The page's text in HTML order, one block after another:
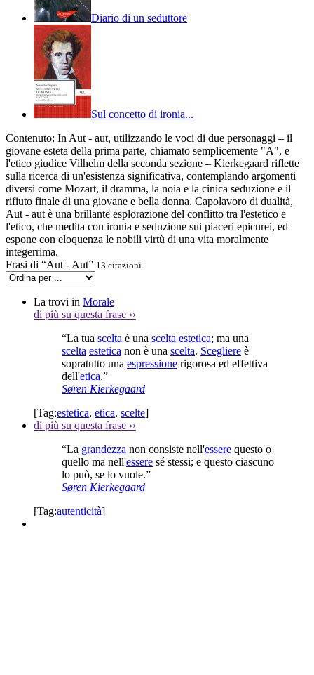
Diario di un seduttore
Sul concetto di ironia...
Contenuto: In Aut - aut, utilizzando le voci di due personaggi – il
giovane esteta della prima parte, chiamato semplicemente "A", e
l'etico giudice Vilhelm della seconda sezione – Kierkegaard riflette
sulla ricerca di un'esistenza significativa, contemplando argomenti
diversi come Mozart, il dramma, la noia e la cinica seduzione e il
rifiuto finale di una giovane e bella donna. Capolavoro di dualità,
Aut - aut è una brillante esplorazione del conflitto tra l'estetico e
l'etico, che medita con ironia e seduzione sui piaceri epicurei, ed
espone con eloquenza le nobili virtù di una vita moralmente
integerrima.
Frasi di “Aut - Aut” 13 citazioni
La trovi in Morale
di più su questa frase ››
“La tua scelta è una scelta estetica; ma una
scelta estetica non è una scelta. Scegliere è
sopratutto una espressione rigorosa ed effettiva
dell'etica.”
Søren Kierkegaard
[Tag:estetica, etica, scelte]
di più su questa frase ››
“La grandezza non consiste nell'essere questo o
quello ma nell'essere sé stessi; e questo ciascuno
lo può, se lo vuole.”
Søren Kierkegaard
[Tag:autenticità]